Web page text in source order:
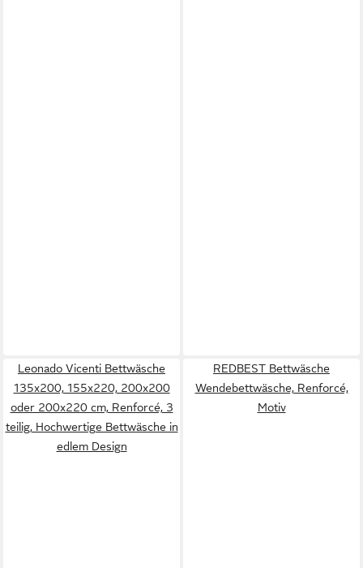
Leonado Vicenti Bettwäsche
135x200, 155x220, 200x200
oder 200x220 cm, Renforcé, 3
teilig, Hochwertige Bettwäsche in
edlem Design
REDBEST Bettwäsche
Wendebettwäsche, Renforcé,
Motiv